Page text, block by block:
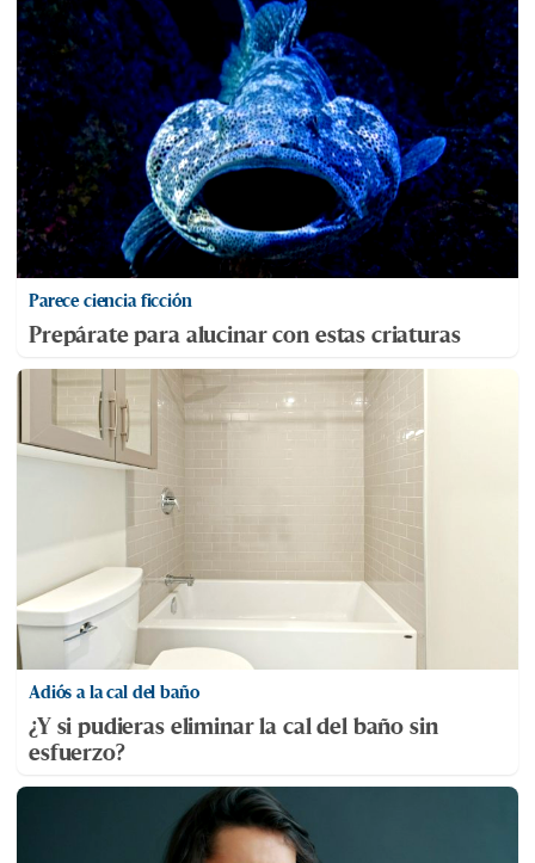
Parece ciencia ficción
Prepárate para alucinar con estas criaturas
Adiós a la cal del baño
¿Y si pudieras eliminar la cal del baño sin
esfuerzo?